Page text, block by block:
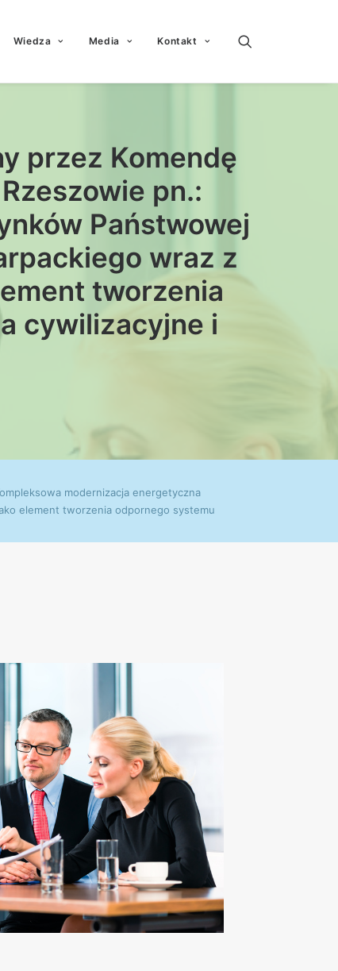
Wiedza Media Kontakt
przez Komendę
pn.:
Państwowej
wraz z
tworzenia
cywilizacyjne i
modernizacja energetyczna
element tworzenia odpornego systemu